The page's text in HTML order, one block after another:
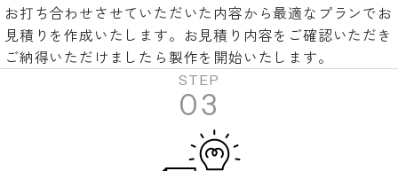
お打ち合わせさせていただいた内容から最適なプランでお
見積りを作成いたします。お見積り内容をご確認いただき
ご納得いただけましたら製作を開始いたします。
STEP
03